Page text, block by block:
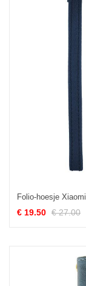
Folio-hoesje
€ 19.50 € 27.00